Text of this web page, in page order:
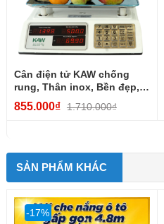
Cân điện tử KAW chống
rung, Thân inox, Bền đẹp,
Chống va đập
855.000₫ 1.710.000₫
SẢN PHẨM KHÁC
-17%